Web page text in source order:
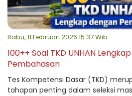
Rabu, 11 Februari 2026 15:37 Wib
100++ Soal TKD UNHAN
Pembahasan
Tes Kompetensi Dasar (TKD)
tahapan penting dalam seleksi